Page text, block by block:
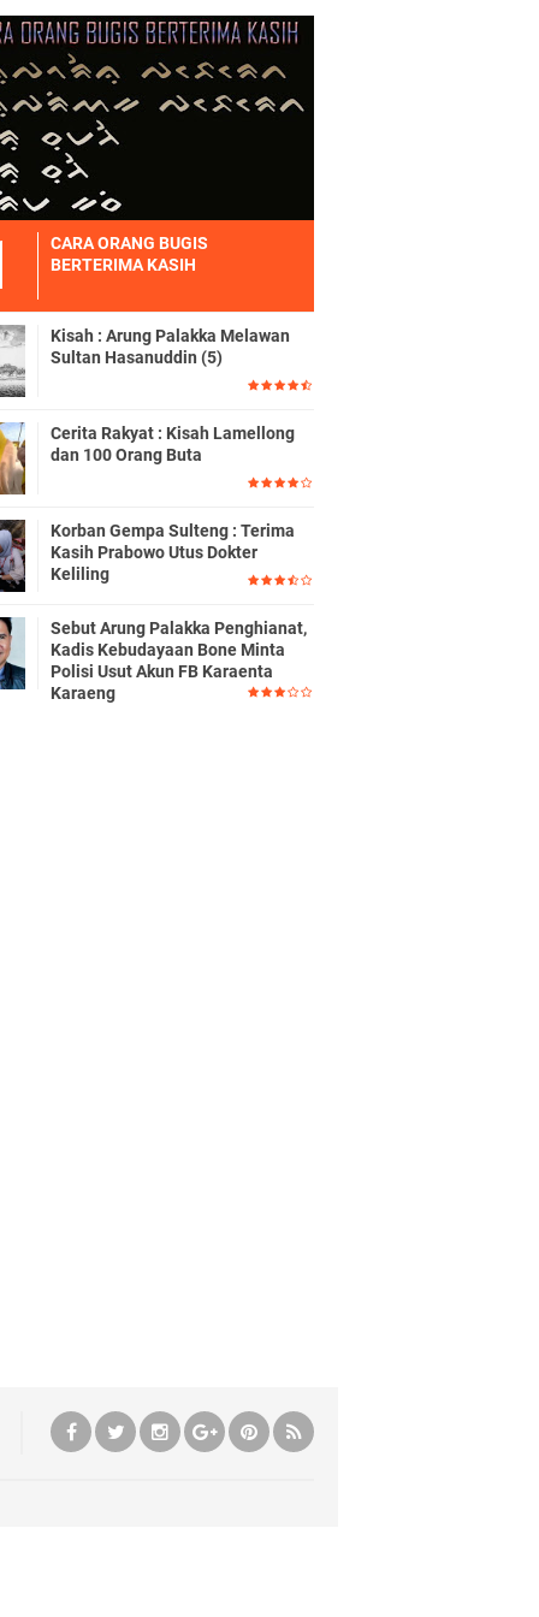
CARA ORANG BUGIS
BERTERIMA KASIH
Kisah : Arung Palakka Melawan
Sultan Hasanuddin (5)
Cerita Rakyat : Kisah Lamellong
dan 100 Orang Buta
Korban Gempa Sulteng : Terima
Kasih Prabowo Utus Dokter
Keliling
Sebut Arung Palakka Penghianat,
Kadis Kebudayaan Bone Minta
Polisi Usut Akun FB Karaenta
Karaeng